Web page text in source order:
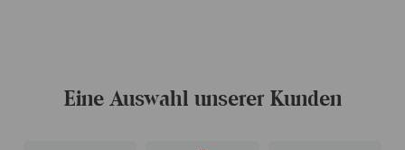
Eine Auswahl unserer Kunden